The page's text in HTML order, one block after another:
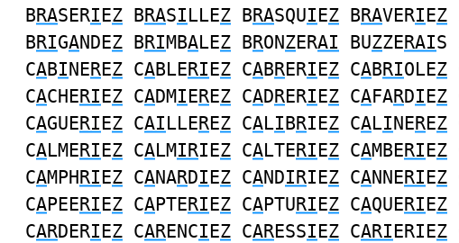
BRASERIEZ BRASILLEZ BRASQUIEZ BRAVERIEZ
BRIGANDEZ BRIMBALEZ BRONZERAI BUZZERAIS
CABINEREZ CABLERIEZ CABRERIEZ CABRIOLEZ
CACHERIEZ CADMIEREZ CADRERIEZ CAFARDIEZ
CAGUERIEZ CAILLEREZ CALIBRIEZ CALINEREZ
CALMERIEZ CALMIRIEZ CALTERIEZ CAMBERIEZ
CAMPHRIEZ CANARDIEZ CANDIRIEZ CANNERIEZ
CAPEERIEZ CAPTERIEZ CAPTURIEZ CAQUERIEZ
CARDERIEZ CARENCIEZ CARESSIEZ CARIERIEZ